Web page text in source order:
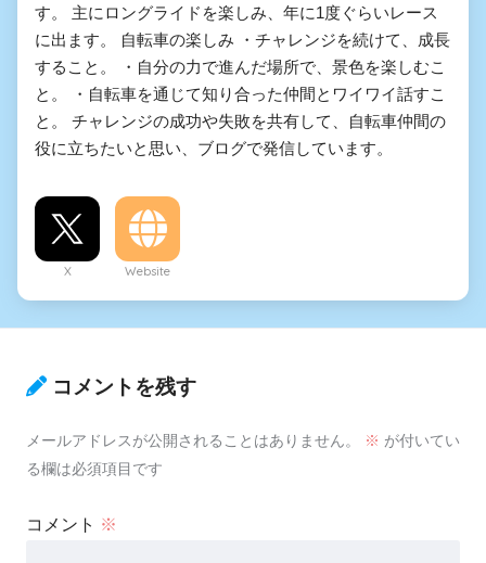
す。 主にロングライドを楽しみ、年に1度ぐらいレース
に出ます。 自転車の楽しみ ・チャレンジを続けて、成長
すること。 ・自分の力で進んだ場所で、景色を楽しむこ
と。 ・自転車を通じて知り合った仲間とワイワイ話すこ
と。 チャレンジの成功や失敗を共有して、自転車仲間の
役に立ちたいと思い、ブログで発信しています。
X Website
コメントを残す
メールアドレスが公開されることはありません。 ※ が付いてい
る欄は必須項目です
コメント ※